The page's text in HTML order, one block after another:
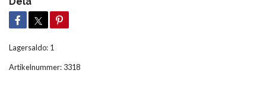
Lagersaldo: 1
Artikelnummer: 3318